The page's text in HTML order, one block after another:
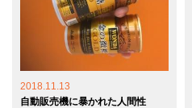
2018.11.13
自動販売機に暴かれた人間性